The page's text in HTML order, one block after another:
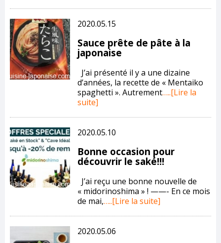
2020.05.15
Sauce prête de pâte à la
japonaise
J’ai présenté il y a une dizaine
d’années, la recette de « Mentaiko
spaghetti ». Autrement…..[Lire la
suite]
2020.05.10
Bonne occasion pour
découvrir le saké!!!
J’ai reçu une bonne nouvelle de
« midorinoshima » ! ——- En ce mois
de mai,…..[Lire la suite]
2020.05.06